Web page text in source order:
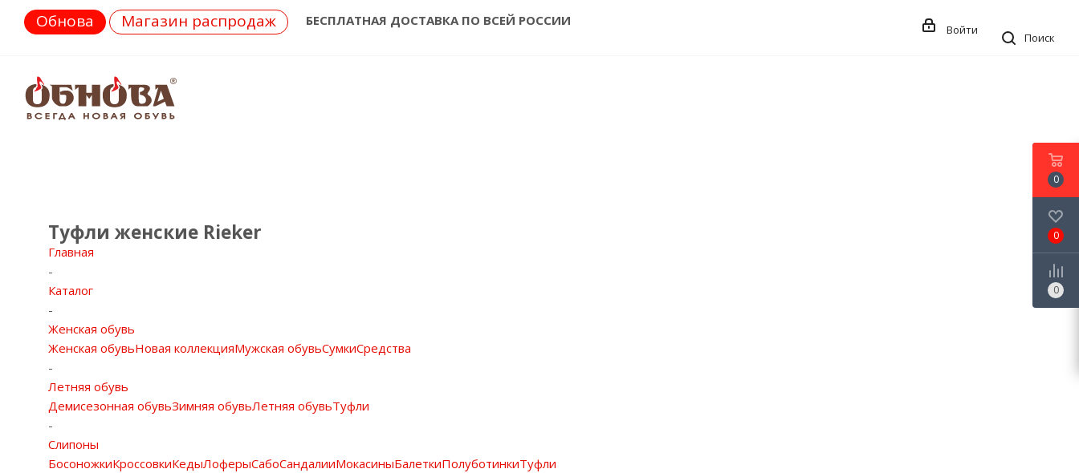
Обнова Магазин распродаж БЕСПЛАТНАЯ ДОСТАВКА ПО ВСЕЙ РОССИИ
Поиск
Войти
Туфли женские Rieker
Главная
-
Каталог
-
Женская обувь
Женская обувьНовая коллекцияМужская обувьСумкиСредства
-
Летняя обувь
Демисезонная обувьЗимняя обувьЛетняя обувьТуфли
-
Слипоны
БосоножкиКроссовкиКедыЛоферыСабоСандалииМокасиныБалеткиПолуботинкиТуфли
0
0
0